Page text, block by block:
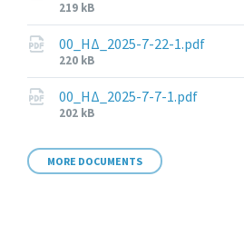
File
size:
219 kB
00_ΗΔ_2025-7-22-1.pdf
File
size:
220 kB
00_ΗΔ_2025-7-7-1.pdf
File
202 kB
MORE DOCUMENTS